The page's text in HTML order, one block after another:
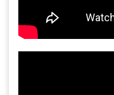
tại công ty
Bồn khuấy